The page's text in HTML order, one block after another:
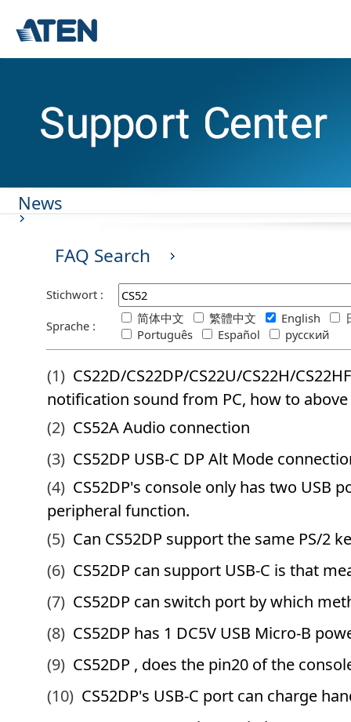
News
FAQ Search
Stichwort :
Sprache :
简体中文 繁體中文 English
Português
Español русский